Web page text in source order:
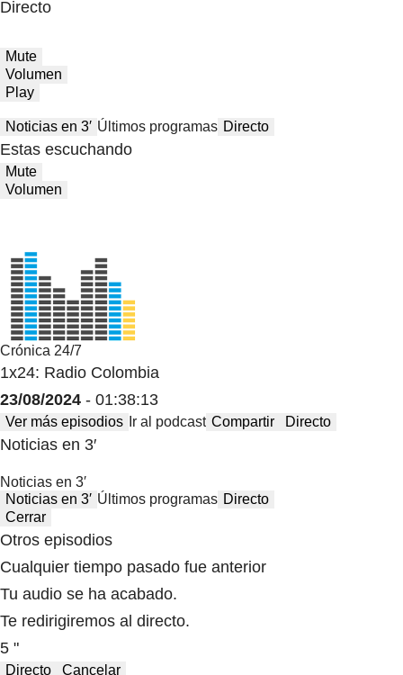
Directo
Mute
Volumen
Play
Noticias en 3′ Últimos programas Directo
Estas escuchando
Mute
Volumen
Crónica 24/7
1x24: Radio Colombia
23/08/2024 - 01:38:13
Ver más episodios Ir al podcast Compartir Directo
Noticias en 3′
Noticias en 3′
Noticias en 3′ Últimos programas Directo
Cerrar
Otros episodios
Cualquier tiempo pasado fue anterior
Tu audio se ha acabado.
Te redirigiremos al directo.
5 "
Directo Cancelar